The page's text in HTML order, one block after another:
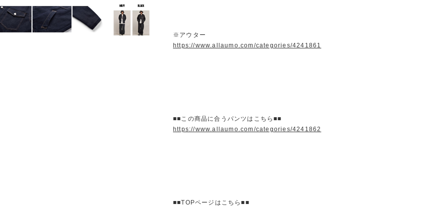
※アウター
https://www.allaumo.com/categories/4241861
■■この商品に合うパンツはこちら■■
https://www.allaumo.com/categories/4241862
■■TOPページはこちら■■